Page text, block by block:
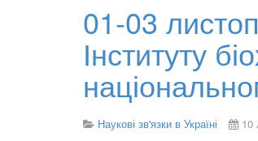
01-03
Інституту
Наукові зв'язки в Україні 10